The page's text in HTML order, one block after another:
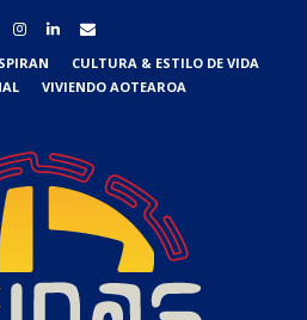
CULTURA & ESTILO DE VIDA
VIVIENDO AOTEAROA